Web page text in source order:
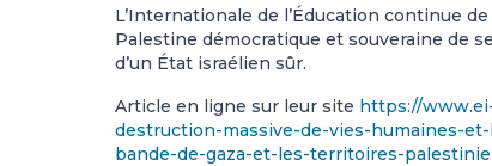
L’Internationale de l’Éducation continue
Palestine démocratique et souveraine de
d’un État israélien sûr.
Article en ligne sur leur site https://
destruction-massive-de-vies-humaines-
bande-de-gaza-et-les-territoires-